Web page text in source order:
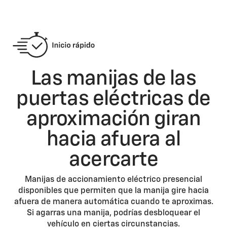
Las manijas de las
puertas eléctricas de
aproximación giran
hacia afuera al
acercarte
Manijas de accionamiento eléctrico presencial
disponibles que permiten que la manija gire hacia
afuera de manera automática cuando te aproximas.
Si agarras una manija, podrías desbloquear el
vehículo en ciertas circunstancias.